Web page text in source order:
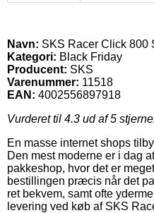
Navn: SKS Racer Click 800
Kategori: Black Friday
Producent: SKS
Varenummer: 11518
EAN: 4002556897918
Vurderet til 4.3 ud af 5
En masse internet shops
Den mest moderne er i dag
pakkeshop, hvor det er
bestillingen præcis når det
ret bekvem, samt ofte
levering ved køb af SKS